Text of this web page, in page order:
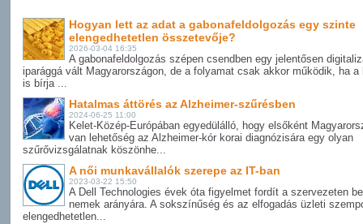
Hogyan lett az adat a gabonafeldolgozás egy szinte
elengedhetetlen összetevője?
2026-03-04 16:35
A gabonafeldolgozás szépen csendben egy jelentősen
iparággá vált Magyarországon, de a folyamat csak akkor működik, ha a
is bírja ...
Hatalmas áttörés az Alzheimer-szűrésben
2024-06-25 11:00
Kelet-Közép-Európában egyedülálló, hogy elsőként
van lehetőség az Alzheimer-kór korai diagnózisára egy olyan
szűrővizsgálatnak köszönhe...
A női munkavállalók szerepe az IT-ban
2023-03-22 15:50
A Dell Technologies évek óta figyelmet fordít a szervezeten
nemek arányára. A sokszínűség és az elfogadás üzleti
elengedhetetlen...